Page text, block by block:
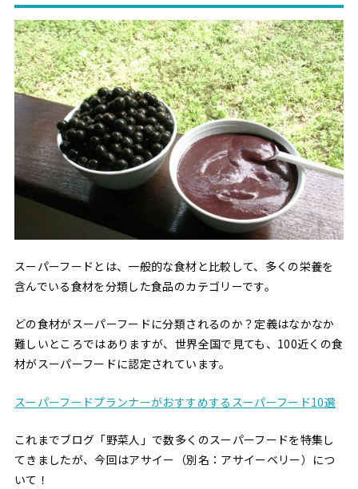
スーパーフードとは、一般的な食材と比較して、多くの栄養を
含んでいる食材を分類した食品のカテゴリーです。
どの食材がスーパーフードに分類されるのか？定義はなかなか
難しいところではありますが、世界全国で見ても、100近くの食
材がスーパーフードに認定されています。
スーパーフードプランナーがおすすめするスーパーフード10選
これまでブログ「野菜人」で数多くのスーパーフードを特集し
てきましたが、今回はアサイー（別名：アサイーベリー）につ
いて！